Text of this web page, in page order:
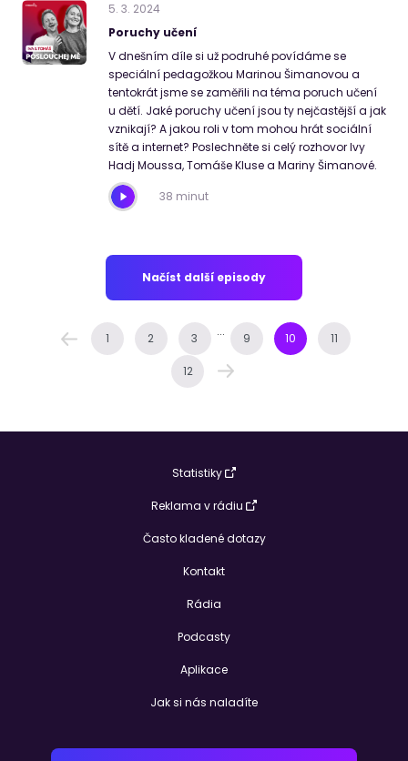
5. 3. 2024
Poruchy učení
V dnešním díle si už podruhé povídáme se
speciální pedagožkou Marinou Šimanovou a
tentokrát jsme se zaměřili na téma poruch učení
u dětí. Jaké poruchy učení jsou ty nejčastější a jak
vznikají? A jakou roli v tom mohou hrát sociální
sítě a internet? Poslechněte si celý rozhovor Ivy
Hadj Moussa, Tomáše Kluse a Mariny Šimanové.
38 minut
Načíst další episody
1 2 3 ... 9 10 11
12
Statistiky
Reklama v rádiu
Často kladené dotazy
Kontakt
Rádia
Podcasty
Aplikace
Jak si nás naladíte